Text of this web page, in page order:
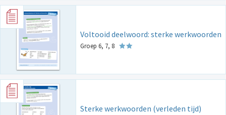
Voltooid deelwoord: sterke werkwoorden
Groep 6, 7, 8
Sterke werkwoorden (verleden tijd)